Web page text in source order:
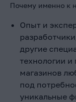
Почему именно к
Опыт и
другие
технологии
магазинов
под
уникальные